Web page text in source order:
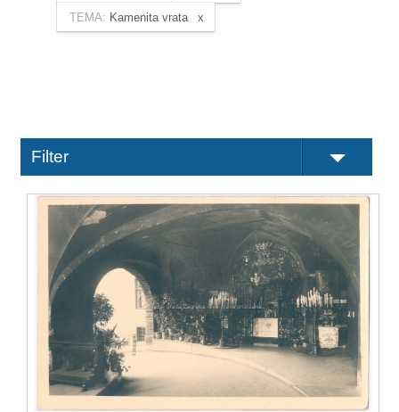
TEMA: Kamenita vrata
Filter